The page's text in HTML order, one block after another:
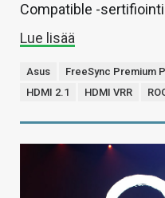
Compatible -
Lue lisää
Asus FreeSync Premium
HDMI 2.1
HDMI VRR